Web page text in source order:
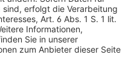
Impressum
Compliance